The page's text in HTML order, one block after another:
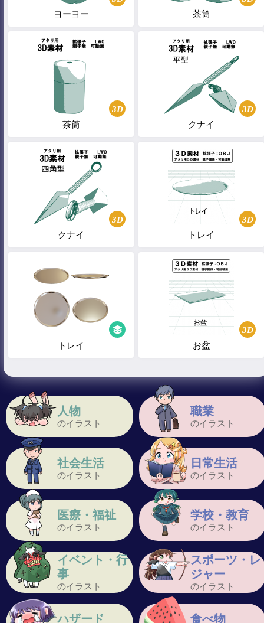
人物
のイラスト
職業
のイラスト
社会生活
のイラスト
日常生活
のイラスト
医療・福祉
のイラスト
学校・教育
のイラスト
イベント・行
事
のイラスト
スポーツ・レ
ジャー
のイラスト
ハザード 食べ物
ヨーヨー 茶筒
3D
茶筒
3D
クナイ
3D
クナイ
3D
トレイ
トレイ
3D
お盆